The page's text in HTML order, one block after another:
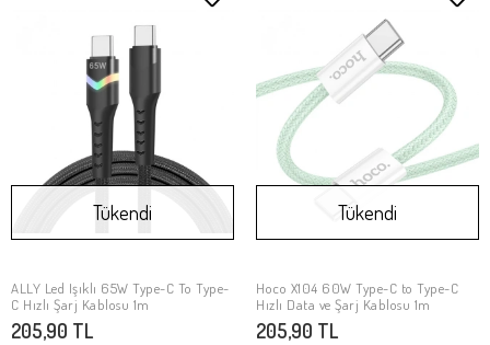
Stokta Yok
Tükendi
ALLY Led Işıklı 65W Type-C To Type-
C Hızlı Şarj Kablosu 1m
205,90 TL
Stokta Yok
Tükendi
Hoco X104 60W Type-C to Type-C
Hızlı Data ve Şarj Kablosu 1m
205,90 TL